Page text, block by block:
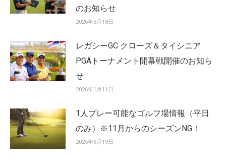
のお知らせ
2026年3月18日
レガシーGC クローズ＆タイシニア
PGAトーナメント開幕戦開催のお知ら
せ
2026年1月11日
1人プレー可能なゴルフ場情報（平日
のみ）※11月からのシーズンNG！
2025年6月19日